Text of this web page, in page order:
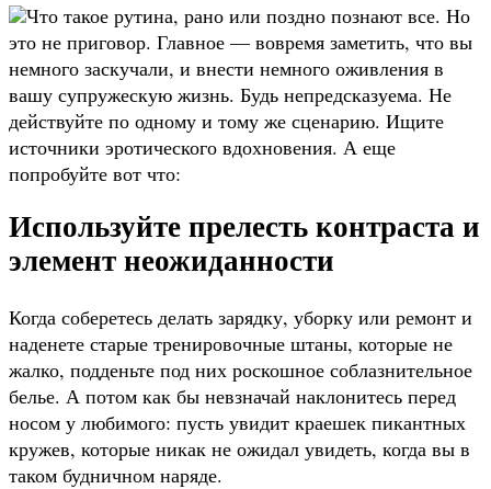
Что такое рутина, рано или поздно познают все. Но
это не приговор. Главное — вовремя заметить, что вы
немного заскучали, и внести немного оживления в
вашу супружескую жизнь. Будь непредсказуема. Не
действуйте по одному и тому же сценарию. Ищите
источники эротического вдохновения. А еще
попробуйте вот что:
Используйте прелесть контраста и
элемент неожиданности
Когда соберетесь делать зарядку, уборку или ремонт и
наденете старые тренировочные штаны, которые не
жалко, подденьте под них роскошное соблазнительное
белье. А потом как бы невзначай наклонитесь перед
носом у любимого: пусть увидит краешек пикантных
кружев, которые никак не ожидал увидеть, когда вы в
таком будничном наряде.